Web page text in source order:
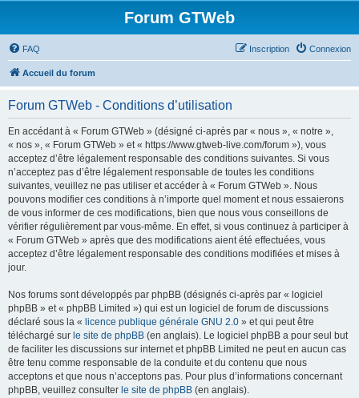
Forum GTWeb
FAQ Connexion
Inscription
Accueil du forum
Forum GTWeb - Conditions d’utilisation
En accédant à « Forum GTWeb » (désigné ci-après par « nous », « notre »,
« nos », « Forum GTWeb » et « https://www.gtweb-live.com/forum »), vous
acceptez d’être légalement responsable des conditions suivantes. Si vous
n’acceptez pas d’être légalement responsable de toutes les conditions
suivantes, veuillez ne pas utiliser et accéder à « Forum GTWeb ». Nous
pouvons modifier ces conditions à n’importe quel moment et nous essaierons
de vous informer de ces modifications, bien que nous vous conseillons de
vérifier régulièrement par vous-même. En effet, si vous continuez à participer à
« Forum GTWeb » après que des modifications aient été effectuées, vous
acceptez d’être légalement responsable des conditions modifiées et mises à
jour.
Nos forums sont développés par phpBB (désignés ci-après par « logiciel
phpBB » et « phpBB Limited ») qui est un logiciel de forum de discussions
déclaré sous la « licence publique générale GNU 2.0 » et qui peut être
téléchargé sur le site de phpBB (en anglais). Le logiciel phpBB a pour seul but
de faciliter les discussions sur internet et phpBB Limited ne peut en aucun cas
être tenu comme responsable de la conduite et du contenu que nous
acceptons et que nous n’acceptons pas. Pour plus d’informations concernant
phpBB, veuillez consulter le site de phpBB (en anglais).